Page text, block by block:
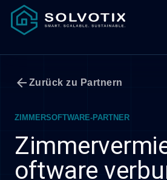
arrow_back Zurück zu Partnern
ZIMMERSOFTWARE-PARTNER
oftware